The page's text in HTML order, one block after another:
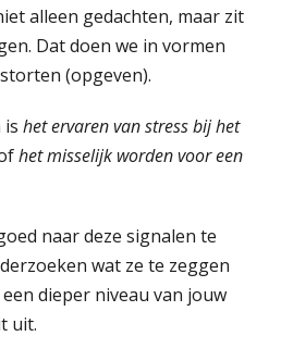
alleen gedachten, maar zit
Dat doen we in vormen
(opgeven).
ishet ervaren van stress bij het
het misselijk worden voor een
naar deze signalen te
wat ze te zeggen
dieper niveau van jouw
uit.